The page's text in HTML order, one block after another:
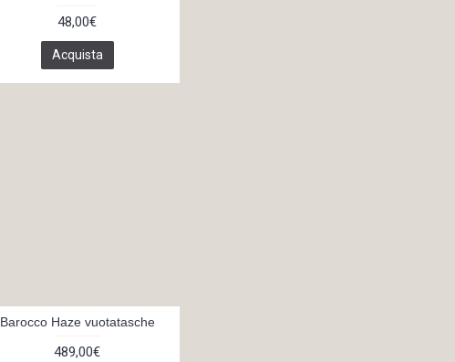
48,00€
Acquista
Barocco Haze vuotatasche
489,00€